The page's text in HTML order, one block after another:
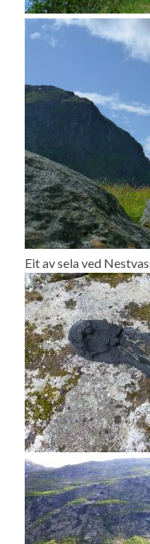
Eit av sela ved